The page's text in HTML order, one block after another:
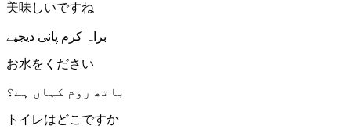
美味しいですね
براہ کرم پانی دیجیے
お水をください
باتھ روم کہاں ہے؟
トイレはどこですか